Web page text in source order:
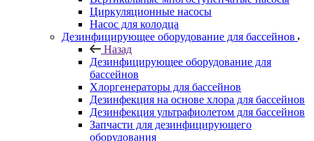
Циркуляционные насосы
Насос для колодца
Дезинфицирующее оборудование для бассейнов
Назад
Дезинфицирующее оборудование для
бассейнов
Хлоргенераторы для бассейнов
Дезинфекция на основе хлора для бассейнов
Дезинфекция ультрафиолетом для бассейнов
Запчасти для дезинфицирующего
оборудования